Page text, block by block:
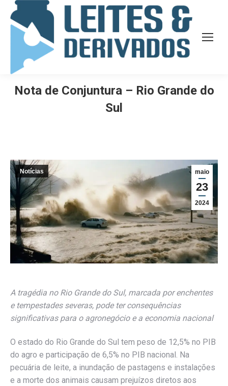
Nota de Conjuntura – Rio Grande do
Sul
maio
23
2024
Notícias
A tragédia no Rio Grande do Sul, marcada por enchentes
e tempestades severas, pode ter consequências
significativas para o agronegócio e a economia nacional
O estado do Rio Grande do Sul tem peso de 12,5% no PIB
do agro e participação de 6,5% no PIB nacional. Na
pecuária de leite, a inundação de pastagens e instalações
e a morte dos animais causam prejuízos diretos aos